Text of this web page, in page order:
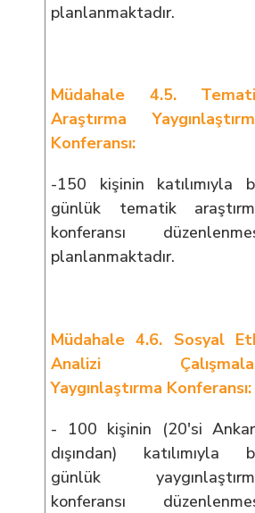
planlanmaktadır.
Müdahale 4.5.
Araştırma
Konferansı:
-150 kişinin katılımıyla
günlük tematik
konferansı
planlanmaktadır.
Müdahale 4.6. Sosyal
Analizi
Yaygınlaştırma Konferansı:
- 100 kişinin (20'si
dışından) katılımıyla
günlük
konferansı